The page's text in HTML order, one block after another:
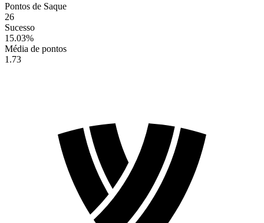
Pontos de Saque
26
Sucesso
15.03%
Média de pontos
1.73